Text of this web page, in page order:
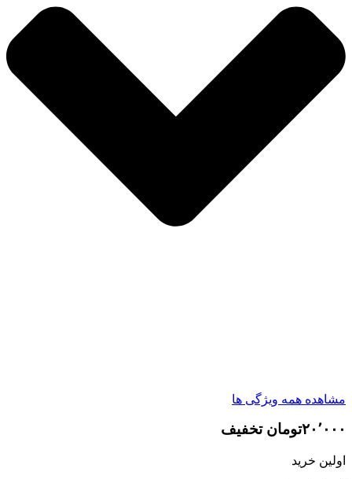
مشاهده همه ویژگی ها
۲۰٬۰۰۰تومان تخفیف
اولین خرید